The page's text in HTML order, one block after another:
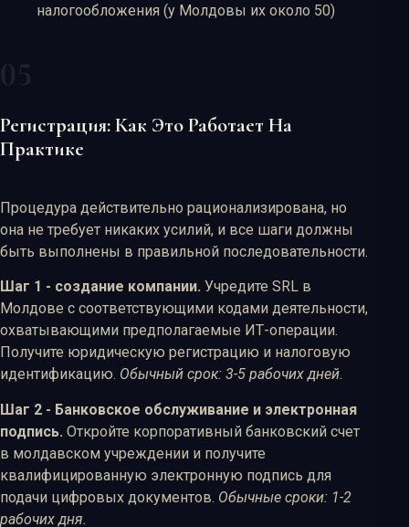
налогообложения (у Молдовы их около 50)
Регистрация: Как Это Работает На
Практике
Процедура действительно рационализирована, но
она не требует никаких усилий, и все шаги должны
быть выполнены в правильной последовательности.
Шаг 1 - создание компании. Учредите SRL в
Молдове с соответствующими кодами деятельности,
охватывающими предполагаемые ИТ-операции.
Получите юридическую регистрацию и налоговую
идентификацию. Обычный срок: 3-5 рабочих дней.
Шаг 2 - Банковское обслуживание и электронная
подпись. Откройте корпоративный банковский счет
в молдавском учреждении и получите
квалифицированную электронную подпись для
подачи цифровых документов. Обычные сроки: 1-2
рабочих дня.